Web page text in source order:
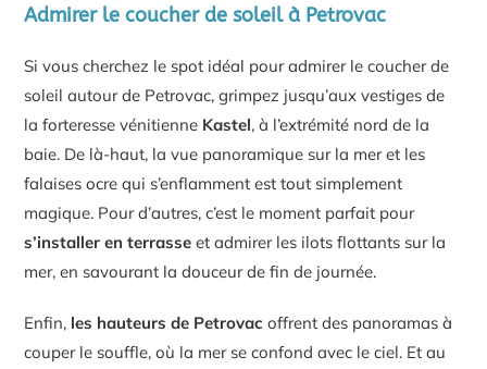
Admirer le coucher de soleil à Petrovac
Si vous cherchez le spot idéal pour admirer le coucher de
soleil autour de Petrovac, grimpez jusqu’aux vestiges de
la forteresse vénitienne Kastel, à l’extrémité nord de la
baie. De là-haut, la vue panoramique sur la mer et les
falaises ocre qui s’enflamment est tout simplement
magique. Pour d’autres, c’est le moment parfait pour
s’installer en terrasse et admirer les ilots flottants sur la
mer, en savourant la douceur de fin de journée.
Enfin, les hauteurs de Petrovac offrent des panoramas à
couper le souffle, où la mer se confond avec le ciel. Et au